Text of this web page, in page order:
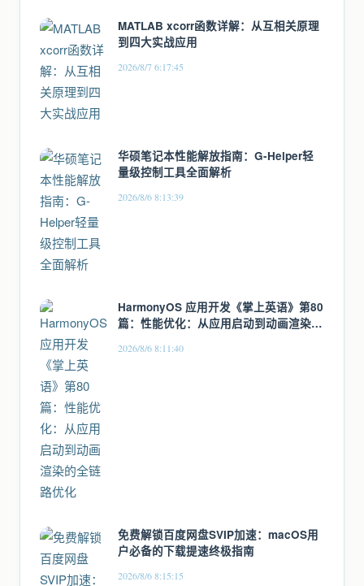
MATLAB xcorr函数详解：从互相关原理
到四大实战应用
2026/8/7 6:17:45
华硕笔记本性能解放指南：G-Helper轻
量级控制工具全面解析
2026/8/6 8:13:39
HarmonyOS 应用开发《掌上英语》第80
篇：性能优化：从应用启动到动画渲染的
2026/8/6 8:11:40
免费解锁百度网盘SVIP加速：macOS用
户必备的下载提速终极指南
2026/8/6 8:15:15